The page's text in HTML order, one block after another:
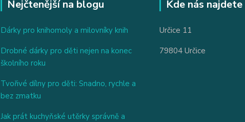
Nejčtenější na blogu
Dárky pro knihomoly a milovníky knih
Drobné dárky pro děti nejen na konec
školního roku
Tvořivé dílny pro děti: Snadno, rychle a
bez zmatku
Jak prát kuchyňské utěrky správně a
Kde nás najdete
Určice 11
79804 Určice